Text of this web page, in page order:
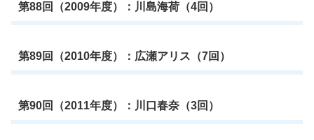
第88回（2009年度）：川島海荷（4回）
第89回（2010年度）：広瀬アリス（7回）
第90回（2011年度）：川口春奈（3回）